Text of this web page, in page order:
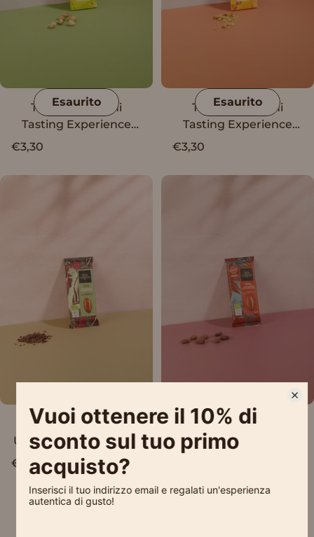
Esaurito
Tavoletta Vanini
Tasting Experience
cioccolato bianco e
salata
€3,30
Esaurito
Tavoletta Vanini
Tasting Experience
cioccolato al caramello
biscotto
€3,30
Esaurito
Tavoletta Vanini
Uganda Fondente Bio
93%
€3,70
Esaurito
Tavoletta Vanini
Uganda Fondente Bio
1 2 3 4 Successivo